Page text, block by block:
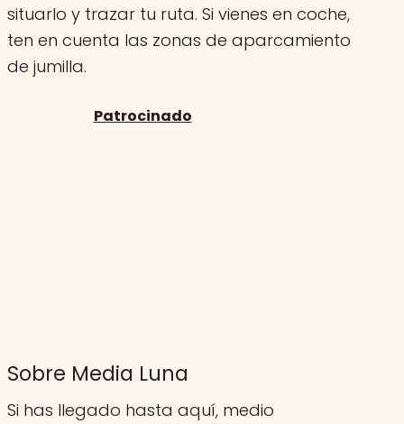
situarlo y trazar tu ruta. Si vienes en coche,
ten en cuenta las zonas de aparcamiento
de jumilla.
Sobre Media Luna
Si has llegado hasta aquí, medio